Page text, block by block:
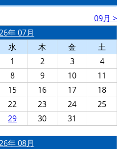
09月 >
年 07月
水 木 金
土
1
2 3
4
8 9 10
11
15 16 17
18
22 23 24
25
29 30 31
年 08月